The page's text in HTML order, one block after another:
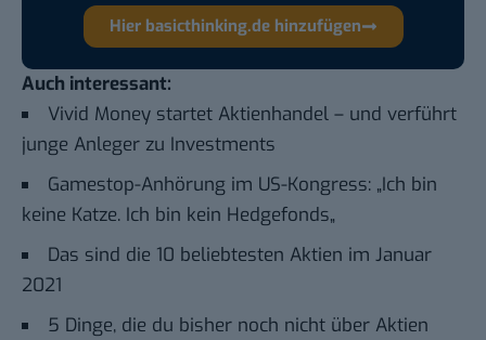
Hier basicthinking.de hinzufügen
Auch interessant:
Vivid Money startet Aktienhandel – und verführt
junge Anleger zu Investments
Gamestop-Anhörung im US-Kongress: „Ich bin
keine Katze. Ich bin kein Hedgefonds„
Das sind die 10 beliebtesten Aktien im Januar
2021
5 Dinge, die du bisher noch nicht über Aktien